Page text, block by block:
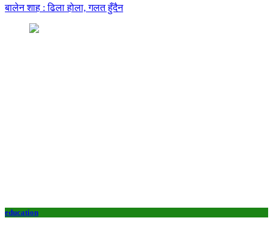
बालेन शाह : ढिला होला, गलत हुँदैन
education